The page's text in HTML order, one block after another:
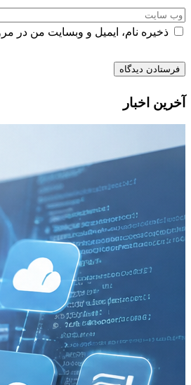
ذخیره نام، ایمیل و وبسایت من در
آخرین اخبار